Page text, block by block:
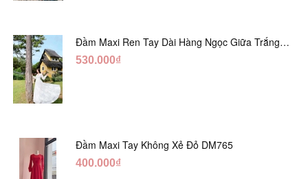
Đầm Maxi Ren Tay Dài Hàng Ngọc Giữa Trắng
DT730
530.000₫
Đầm Maxi Tay Không Xẻ Đỏ DM765
400.000₫